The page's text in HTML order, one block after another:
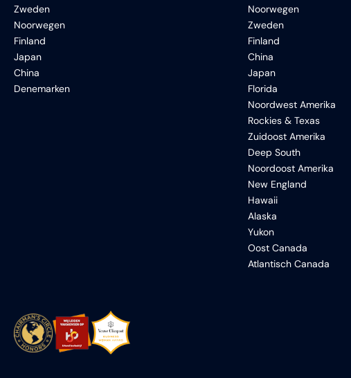
Zweden
Noorwegen
Finland
Japan
China
Denemarken
Noorwegen
Zweden
Finland
China
Japan
Florida
Noordwest Amerika
Rockies & Texas
Zuidoost Amerika
Deep South
Noordoost Amerika
New England
Hawaii
Alaska
Yukon
Oost Canada
Atlantisch Canada